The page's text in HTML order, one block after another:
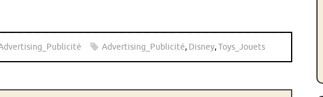
Advertising_Publicité, Disney,Toys_Jouets